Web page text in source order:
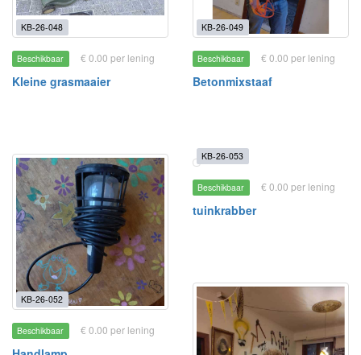
KB-26-048
Beschikbaar € 0.00 per lening
Kleine grasmaaier
KB-26-049
Beschikbaar € 0.00 per lening
Betonmixstaaf
KB-26-052
Beschikbaar € 0.00 per lening
KB-26-053
Beschikbaar € 0.00 per lening
tuinkrabber